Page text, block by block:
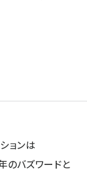
ョンは
バズワードと